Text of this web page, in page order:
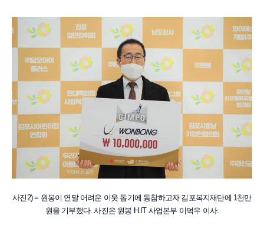
사진2) = 원봉이 연말 어려운 이웃 돕기에 동참하고자 김포복지재단에 1천만
원을 기부했다. 사진은 원봉 H.IT 사업본부 이덕우 이사.